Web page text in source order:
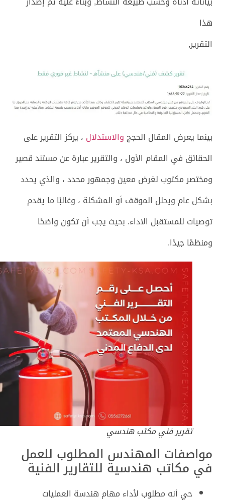
هذا
التقرير,
بينما يعرض المقال الحججوالاستدلال، يركز التقرير على
الحقائق في المقام الأول ، والتقرير عبارة عن مستند قصير
ومختصر مكتوب لغرض معين وجمهور محدد ، والذي يحدد
بشكل عام ويحلل الموقف أو المشكلة ، وغالبًا ما يقدم
توصيات للمستقبل الاداء. بحيث يجب أن تكون واضحًا
ومنظمًا جيدًا.
تقرير فني مكتب هندسي
مواصفات المهندس المطلوب للعمل
في مكاتب هندسية للتقارير الفنية
حي أنه مطلوب لأداء مهام هندسة العمليات